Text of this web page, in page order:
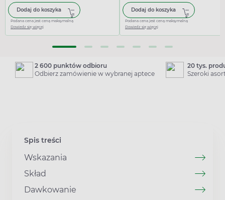
Dodaj do koszyka
Podana cena jest ceną maksymalną
Dowiedz się więcej
Dodaj do koszyka
Podana cena jest ceną maksymalną
Dowiedz się więcej
2 600 punktów odbioru
Odbierz zamówienie w wybranej aptece
20 tys.
Szeroki
Spis treści
Wskazania
Skład
Dawkowanie